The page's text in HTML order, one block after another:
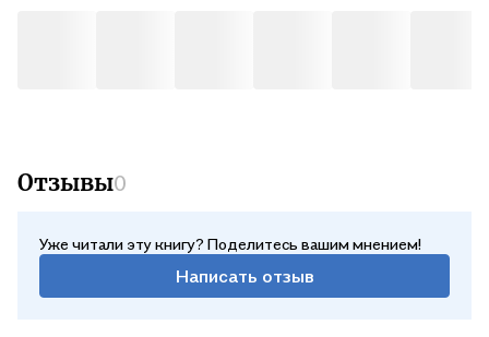
Отзывы0
Уже читали эту книгу? Поделитесь вашим мнением!
Написать отзыв